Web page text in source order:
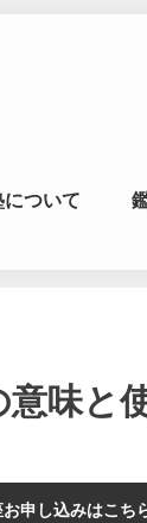
について
意味と
申し込みはこち